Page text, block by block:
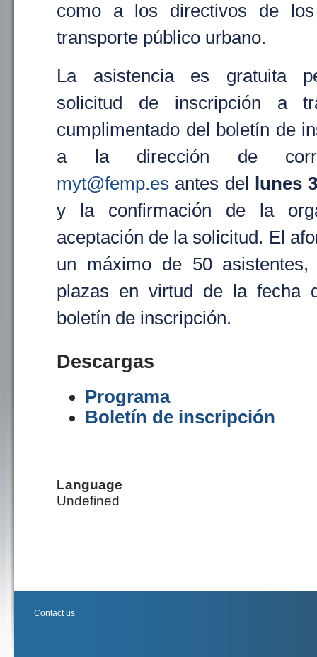
como a los directivos de los
transporte público urbano.
La asistencia es gratuita
solicitud de inscripción a
cumplimentado del boletín de
a la dirección de
myt@femp.es antes del
lunes
y la confirmación de la
aceptación de la solicitud. El
un máximo de 50 asistentes,
plazas en virtud de la fecha
boletín de inscripción.
Descargas
Programa
Boletín de inscripción
Language
Undefined
Contact us